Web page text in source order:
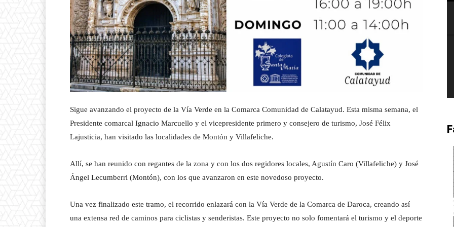
Sigue avanzando el proyecto de la Vía Verde en la Comarca Comunidad de Calatayud. Esta misma semana, el
Presidente comarcal Ignacio Marcuello y el vicepresidente primero y consejero de turismo, José Félix
Lajusticia, han visitado las localidades de Montón y Villafeliche.
Allí, se han reunido con regantes de la zona y con los dos regidores locales, Agustín Caro (Villafeliche) y José
Ángel Lecumberri (Montón), con los que avanzaron en este novedoso proyecto.
Una vez finalizado este tramo, el recorrido enlazará con la Vía Verde de la Comarca de Daroca, creando así
una extensa red de caminos para ciclistas y senderistas. Este proyecto no solo fomentará el turismo y el deporte